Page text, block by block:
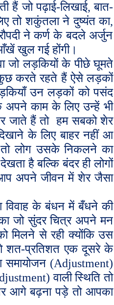
हैं जो पढ़ाई-लिखाई, बात-
तो शकुंतला ने दुष्यंत का,
ने कर्ण के बदले अर्जुन
खुल गई होंगी।
जो लड़कियों के पीछे घूमते
कुछ करते रहते हैं ऐसे लड़कों
उन लड़कों को पसंद
अपने काम के लिए उन्हें भी
जाते हैं तो हम सबको शेर
के लिए बाहर नहीं आ
लोग उसके निकलने का
है बल्कि बंदर ही लोगों
अपने जीवन में शेर जैसा
विवाह के बंधन में बँधने की
जो सुंदर चित्र अपने मन
मिलने से रही क्योंकि उस
शत-प्रतिशत एक दूसरे के
समायोजन (Adjustment)
) वाली स्थिति तो
आगे बढ़ना पड़े तो आपका